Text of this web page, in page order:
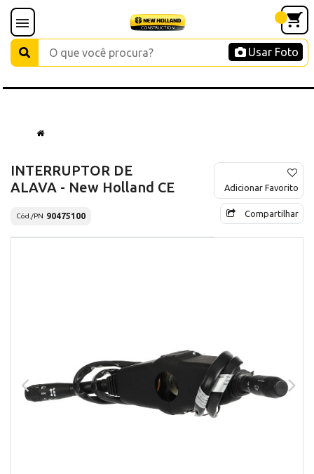
Usar Foto
INTERRUPTOR DE
ALAVA - New Holland CE
Cód./PN 90475100
Adicionar Favorito
Compartilhar